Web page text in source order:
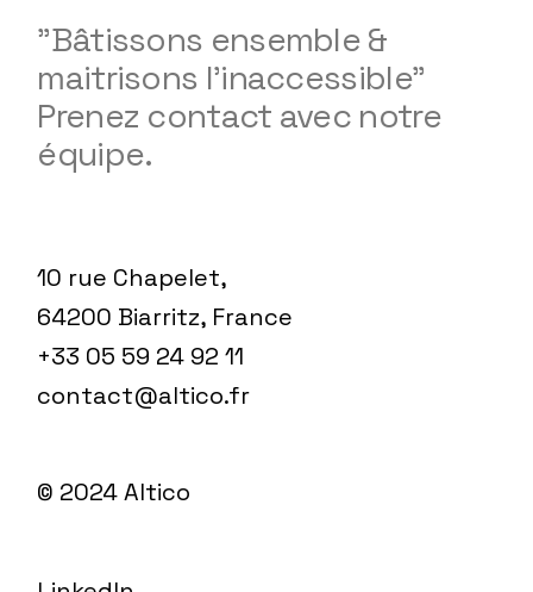
"Bâtissons ensemble &
maitrisons l'inaccessible"
Prenez contact avec notre
équipe.
10 rue Chapelet,
64200 Biarritz, France
+33 05 59 24 92 11
contact@altico.fr
© 2024Altico